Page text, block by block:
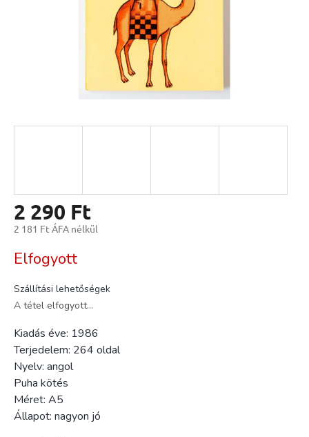
2 290 Ft
2 181 Ft ÁFA nélkül
Elfogyott
Szállítási lehetőségek
A tétel elfogyott…
Kiadás éve: 1986
Terjedelem: 264 oldal
Nyelv: angol
Puha kötés
Méret: A5
Állapot: nagyon jó